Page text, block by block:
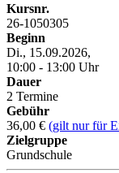
Kursnr.
26-1050305
Beginn
Di., 15.09.2026,
10:00 - 13:00 Uhr
Dauer
2 Termine
Gebühr
36,00 € (gilt nur für
Zielgruppe
Grundschule